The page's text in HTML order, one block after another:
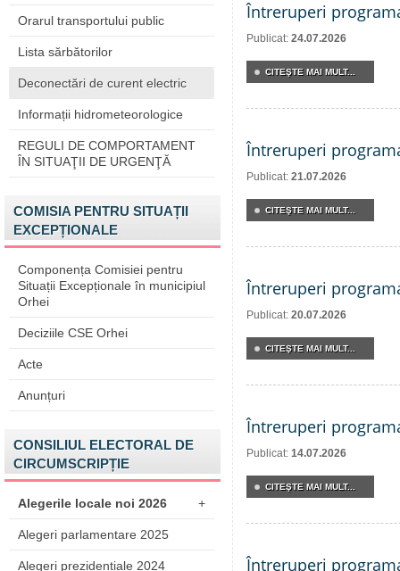
Orarul transportului public
Lista sărbătorilor
Deconectări de curent electric
Informații hidrometeorologice
REGULI DE COMPORTAMENT
ÎN SITUAŢII DE URGENŢĂ
COMISIA PENTRU SITUAȚII
EXCEPȚIONALE
Componența Comisiei pentru
Situații Excepționale în municipiul
Orhei
Deciziile CSE Orhei
Acte
Anunțuri
CONSILIUL ELECTORAL DE
CIRCUMSCRIPȚIE
Alegerile locale noi 2026 +
Alegeri parlamentare 2025
Alegeri prezidențiale 2024
Întreruperi
Publicat: 24.07.2026
CITEŞTE MAI MULT...
Întreruperi
Publicat: 21.07.2026
CITEŞTE MAI MULT...
Întreruperi
Publicat: 20.07.2026
CITEŞTE MAI MULT...
Întreruperi
Publicat: 14.07.2026
CITEŞTE MAI MULT...
Întreruperi